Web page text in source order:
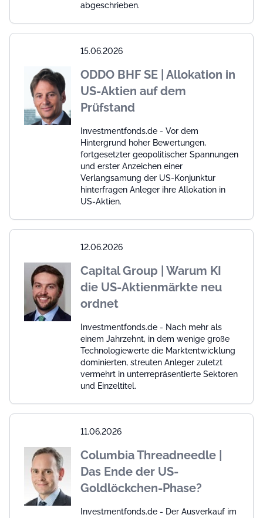
abgeschrieben.
15.06.2026
ODDO BHF SE | Allokation in
US-Aktien auf dem
Prüfstand
Investmentfonds.de - Vor dem
Hintergrund hoher Bewertungen,
fortgesetzter geopolitischer Spannungen
und erster Anzeichen einer
Verlangsamung der US-Konjunktur
hinterfragen Anleger ihre Allokation in
US-Aktien.
12.06.2026
Capital Group | Warum KI
die US-Aktienmärkte neu
ordnet
Investmentfonds.de - Nach mehr als
einem Jahrzehnt, in dem wenige große
Technologiewerte die Marktentwicklung
dominierten, streuten Anleger zuletzt
vermehrt in unterrepräsentierte Sektoren
und Einzeltitel.
11.06.2026
Columbia Threadneedle |
Das Ende der US-
Goldlöckchen-Phase?
Investmentfonds.de - Der Ausverkauf im